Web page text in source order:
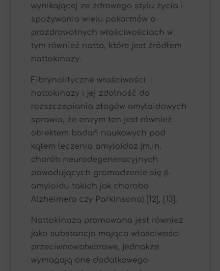
wynikającej ze zdrowego stylu życia i
spożywania wielu pokarmów o
prozdrowotnych właściwościach w
tym również natto, które jest źródłem
nattokinazy.
Fibrynolityczne właściwości
nattokinazy i jej zdolność do
rozszczepiania złogów amyloidowych
sprawia, że enzym ten jest również
obiektem badań naukowych pod
kątem leczenia amyloidoz (m.in.
chorób neurodegeneracyjnych
powodujących gromadzenie się β-
amyloidu takich jak choroba
Alzheimera czy Parkinsona) [12], [13].
Nattokinaza promowana jest również
jako substancja mająca właściwości
przeciwnowotworowe, jednakże
wymagają one dodatkowego